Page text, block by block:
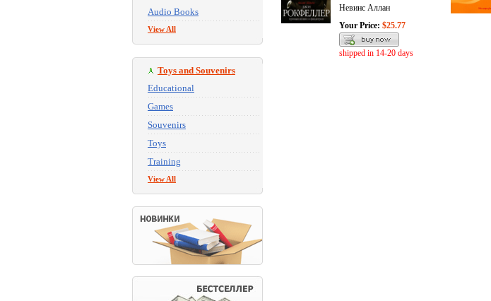
Audio Books
View All
Toys and Souvenirs
Educational
Games
Souvenirs
Toys
Training
View All
Невинс Аллан
Your Price: $25.77
shipped in 14-20 days